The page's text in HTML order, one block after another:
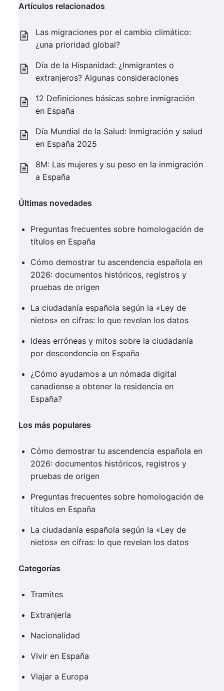
Artículos relacionados
Las migraciones por el cambio climático:
¿una prioridad global?
Día de la Hispanidad: ¿Inmigrantes o
extranjeros? Algunas consideraciones
12 Definiciones básicas sobre inmigración
en España
Día Mundial de la Salud: Inmigración y salud
en España 2025
8M: Las mujeres y su peso en la inmigración
a España
Últimas novedades
Preguntas frecuentes sobre homologación de
títulos en España
Cómo demostrar tu ascendencia española en
2026: documentos históricos, registros y
pruebas de origen
La ciudadanía española según la «Ley de
nietos» en cifras: lo que revelan los datos
Ideas erróneas y mitos sobre la ciudadanía
por descendencia en España
¿Cómo ayudamos a un nómada digital
canadiense a obtener la residencia en
España?
Los más populares
Cómo demostrar tu ascendencia española en
2026: documentos históricos, registros y
pruebas de origen
Preguntas frecuentes sobre homologación de
títulos en España
La ciudadanía española según la «Ley de
nietos» en cifras: lo que revelan los datos
Categorías
Tramites
Extranjería
Nacionalidad
Vivir en España
Viajar a Europa